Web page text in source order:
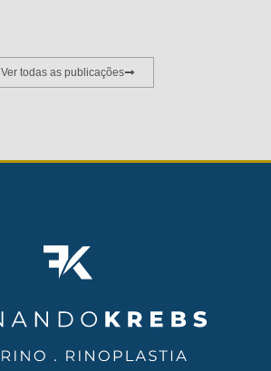
Ver todas as publicações